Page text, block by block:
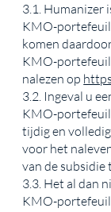
3.1. Humanizer
KMO-
komen
KMO-
nalezen op
3.2. Ingeval u
KMO-
tijdig en
voor het
van de subsidie
3.3. Het al dan
KMO-